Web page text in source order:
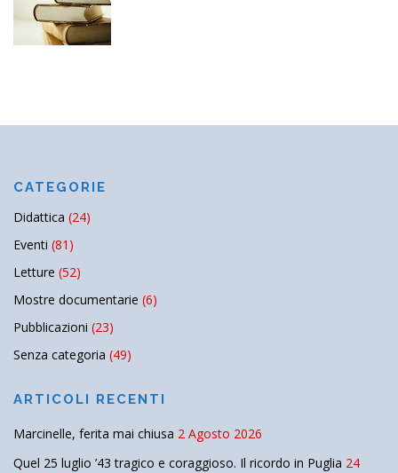
CATEGORIE
Didattica (24)
Eventi (81)
Letture (52)
Mostre documentarie (6)
Pubblicazioni (23)
Senza categoria (49)
ARTICOLI RECENTI
Marcinelle, ferita mai chiusa 2 Agosto 2026
Quel 25 luglio ’43 tragico e coraggioso. Il ricordo in Puglia 24